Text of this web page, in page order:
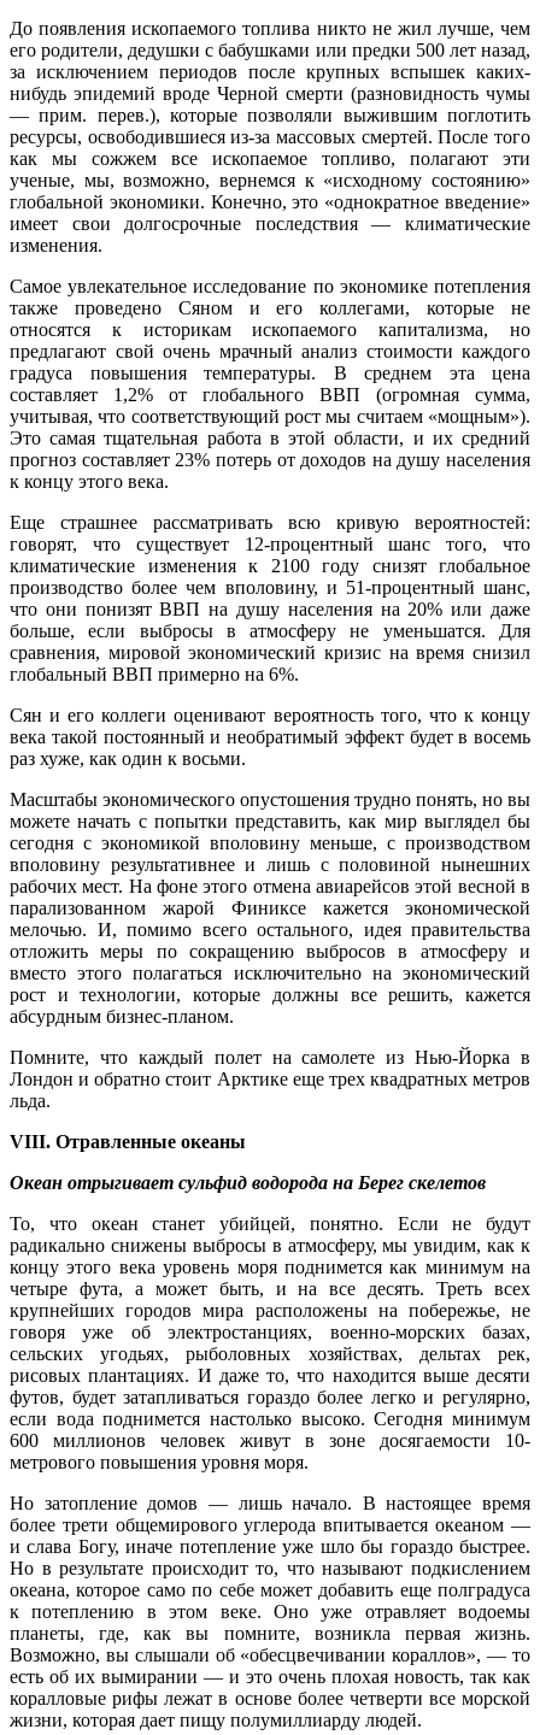
До появления ископаемого топлива никто не жил лучше, чем
его родители, дедушки с бабушками или предки 500 лет назад,
за исключением периодов после крупных вспышек каких-
нибудь эпидемий вроде Черной смерти (разновидность чумы
— прим. перев.), которые позволяли выжившим поглотить
ресурсы, освободившиеся из-за массовых смертей. После того
как мы сожжем все ископаемое топливо, полагают эти
ученые, мы, возможно, вернемся к «исходному состоянию»
глобальной экономики. Конечно, это «однократное введение»
имеет свои долгосрочные последствия — климатические
изменения.
Самое увлекательное исследование по экономике потепления
также проведено Сяном и его коллегами, которые не
относятся к историкам ископаемого капитализма, но
предлагают свой очень мрачный анализ стоимости каждого
градуса повышения температуры. В среднем эта цена
составляет 1,2% от глобального ВВП (огромная сумма,
учитывая, что соответствующий рост мы считаем «мощным»).
Это самая тщательная работа в этой области, и их средний
прогноз составляет 23% потерь от доходов на душу населения
к концу этого века.
Еще страшнее рассматривать всю кривую вероятностей:
говорят, что существует 12-процентный шанс того, что
климатические изменения к 2100 году снизят глобальное
производство более чем вполовину, и 51-процентный шанс,
что они понизят ВВП на душу населения на 20% или даже
больше, если выбросы в атмосферу не уменьшатся. Для
сравнения, мировой экономический кризис на время снизил
глобальный ВВП примерно на 6%.
Сян и его коллеги оценивают вероятность того, что к концу
века такой постоянный и необратимый эффект будет в восемь
раз хуже, как один к восьми.
Масштабы экономического опустошения трудно понять, но вы
можете начать с попытки представить, как мир выглядел бы
сегодня с экономикой вполовину меньше, с производством
вполовину результативнее и лишь с половиной нынешних
рабочих мест. На фоне этого отмена авиарейсов этой весной в
парализованном жарой Финиксе кажется экономической
мелочью. И, помимо всего остального, идея правительства
отложить меры по сокращению выбросов в атмосферу и
вместо этого полагаться исключительно на экономический
рост и технологии, которые должны все решить, кажется
абсурдным бизнес-планом.
Помните, что каждый полет на самолете из Нью-Йорка в
Лондон и обратно стоит Арктике еще трех квадратных метров
льда.
VIII. Отравленные океаны
Океан отрыгивает сульфид водорода на Берег скелетов
То, что океан станет убийцей, понятно. Если не будут
радикально снижены выбросы в атмосферу, мы увидим, как к
концу этого века уровень моря поднимется как минимум на
четыре фута, а может быть, и на все десять. Треть всех
крупнейших городов мира расположены на побережье, не
говоря уже об электростанциях, военно-морских базах,
сельских угодьях, рыболовных хозяйствах, дельтах рек,
рисовых плантациях. И даже то, что находится выше десяти
футов, будет затапливаться гораздо более легко и регулярно,
если вода поднимется настолько высоко. Сегодня минимум
600 миллионов человек живут в зоне досягаемости 10-
метрового повышения уровня моря.
Но затопление домов — лишь начало. В настоящее время
более трети общемирового углерода впитывается океаном —
и слава Богу, иначе потепление уже шло бы гораздо быстрее.
Но в результате происходит то, что называют подкислением
океана, которое само по себе может добавить еще полградуса
к потеплению в этом веке. Оно уже отравляет водоемы
планеты, где, как вы помните, возникла первая жизнь.
Возможно, вы слышали об «обесцвечивании кораллов», — то
есть об их вымирании — и это очень плохая новость, так как
коралловые рифы лежат в основе более четверти все морской
жизни, которая дает пищу полумиллиарду людей.